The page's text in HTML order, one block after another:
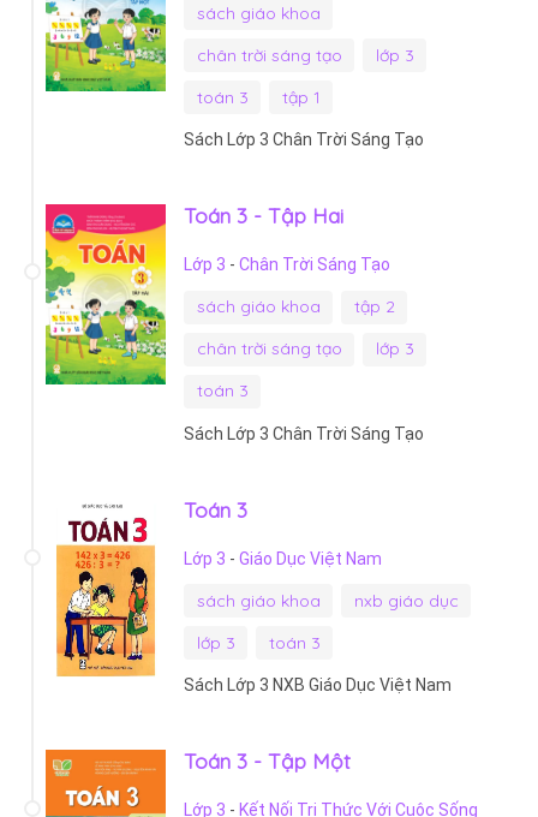
sách giáo khoa
chân trời sáng tạo
lớp 3
toán 3
tập 1
Sách Lớp 3 Chân Trời Sáng Tạo
Toán 3 - Tập Hai
Lớp 3 - Chân Trời Sáng Tạo
sách giáo khoa
tập 2
chân trời sáng tạo
lớp 3
toán 3
Sách Lớp 3 Chân Trời Sáng Tạo
Toán 3
Lớp 3 - Giáo Dục Việt Nam
sách giáo khoa
nxb giáo dục
lớp 3
toán 3
Sách Lớp 3 NXB Giáo Dục Việt Nam
Toán 3 - Tập Một
Lớp 3 - Kết Nối Tri Thức Với Cuộc Sống